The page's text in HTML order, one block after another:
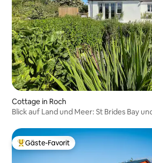
Cottage in Roch
Blick auf Land und Meer: St Brides Bay
Beliebter Gäste-Favorit.
Gäste-Favorit